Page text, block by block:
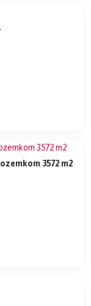
halu v Žiline o výmere 2466 m2, s pozemkom 3572 m2